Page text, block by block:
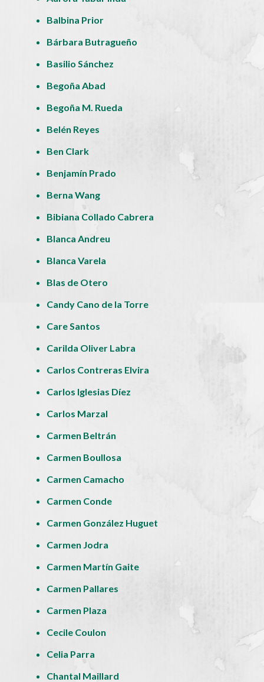
Balbina Prior
Bárbara Butragueño
Basilio Sánchez
Begoña Abad
Begoña M. Rueda
Belén Reyes
Ben Clark
Benjamín Prado
Berna Wang
Bibiana Collado Cabrera
Blanca Andreu
Blanca Varela
Blas de Otero
Candy Cano de la Torre
Care Santos
Carilda Oliver Labra
Carlos Contreras Elvira
Carlos Iglesias Díez
Carlos Marzal
Carmen Beltrán
Carmen Boullosa
Carmen Camacho
Carmen Conde
Carmen González Huguet
Carmen Jodra
Carmen Martín Gaite
Carmen Pallares
Carmen Plaza
Cecile Coulon
Celia Parra
Chantal Maillard